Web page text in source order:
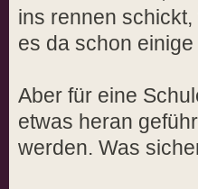
ins rennen
es da schon einige
Aber für eine
etwas heran
werden. Was